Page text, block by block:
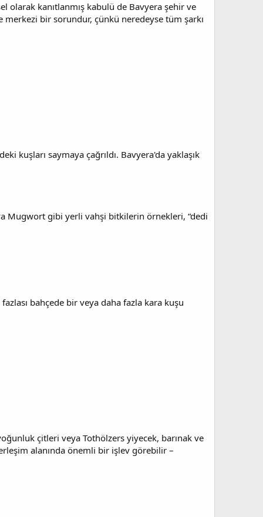
olarak kanıtlanmış kabulü de Bavyera şehir ve
bir sorundur, çünkü neredeyse tüm şarkı
kuşları saymaya çağrıldı. Bavyera'da yaklaşık
Mugwort gibi yerli vahşi bitkilerin örnekleri, “dedi
fazlası bahçede bir veya daha fazla kara kuşu
çitleri veya Tothölzers yiyecek, barınak ve
alanında önemli bir işlev görebilir –